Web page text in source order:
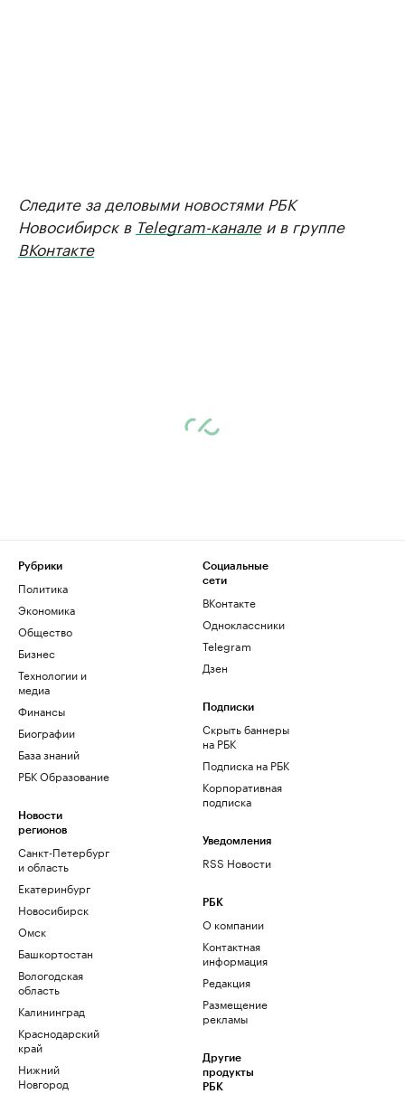
Следите за деловыми новостями РБК
Новосибирск в Telegram-каналеи в группе
ВКонтакте
Рубрики
Политика
Экономика
Общество
Бизнес
Технологии и
медиа
Финансы
Биографии
База знаний
РБК Образование
Новости
регионов
Санкт-Петербург
и область
Екатеринбург
Новосибирск
Омск
Башкортостан
Вологодская
область
Калининград
Краснодарский
край
Нижний
Новгород
Социальные
сети
ВКонтакте
Одноклассники
Telegram
Дзен
Подписки
Скрыть баннеры
на РБК
Подписка на РБК
Корпоративная
подписка
Уведомления
RSS Новости
РБК
О компании
Контактная
информация
Редакция
Размещение
рекламы
Другие
продукты
РБК